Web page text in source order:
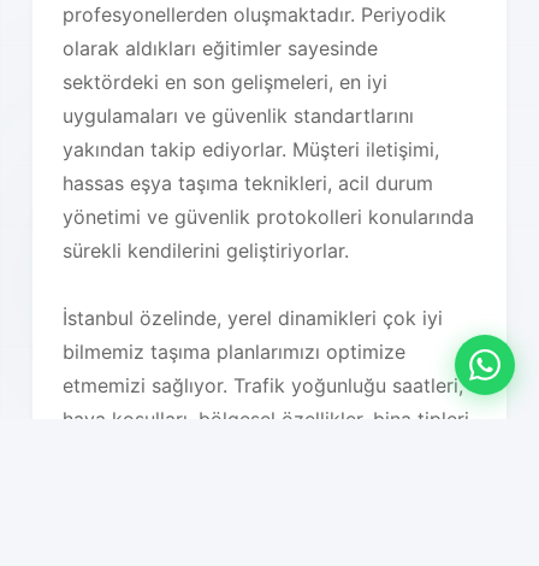
profesyonellerden oluşmaktadır. Periyodik
olarak aldıkları eğitimler sayesinde
sektördeki en son gelişmeleri, en iyi
uygulamaları ve güvenlik standartlarını
yakından takip ediyorlar. Müşteri iletişimi,
hassas eşya taşıma teknikleri, acil durum
yönetimi ve güvenlik protokolleri konularında
sürekli kendilerini geliştiriyorlar.
İstanbul özelinde, yerel dinamikleri çok iyi
bilmemiz taşıma planlarımızı optimize
etmemizi sağlıyor. Trafik yoğunluğu saatleri,
hava koşulları, bölgesel özellikler, bina tipleri,